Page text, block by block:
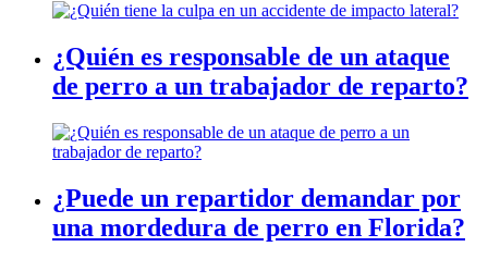
¿Quién es responsable de un ataque
de perro a un trabajador de reparto?
¿Puede un repartidor demandar por
una mordedura de perro en Florida?